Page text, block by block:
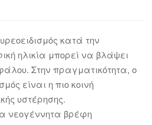
κατά την
ηλικία μπορεί να βλάψει
Στην πραγματικότητα, ο
είναι η πιο κοινή
υστέρησης.
νεογέννητα βρέφη